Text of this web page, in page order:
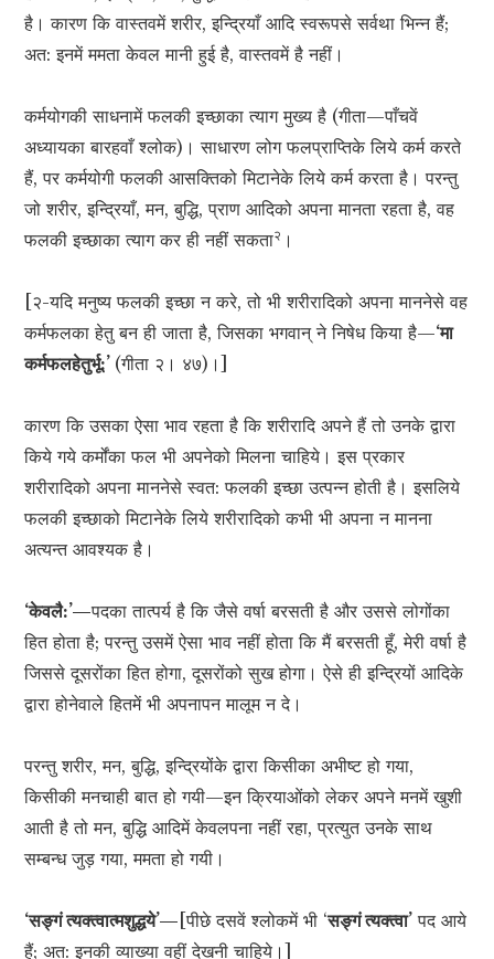
है। कारण कि वास्तवमें शरीर, इन्द्रियाँ आदि स्वरूपसे सर्वथा भिन्न हैं;
अत: इनमें ममता केवल मानी हुई है, वास्तवमें है नहीं।
कर्मयोगकी साधनामें फलकी इच्छाका त्याग मुख्य है (गीता—पाँचवें
अध्यायका बारहवाँ श्लोक)। साधारण लोग फलप्राप्तिके लिये कर्म करते
हैं, पर कर्मयोगी फलकी आसक्तिको मिटानेके लिये कर्म करता है। परन्तु
जो शरीर, इन्द्रियाँ, मन, बुद्धि, प्राण आदिको अपना मानता रहता है, वह
फलकी इच्छाका त्याग कर ही नहीं सकता२ ।
[२-यदि मनुष्य फलकी इच्छा न करे, तो भी शरीरादिको अपना माननेसे वह
कर्मफलका हेतु बन ही जाता है, जिसका भगवान् ने निषेध किया है—‘मा
कर्मफलहेतुर्भू:’ (गीता २। ४७)।]
कारण कि उसका ऐसा भाव रहता है कि शरीरादि अपने हैं तो उनके द्वारा
किये गये कर्मोंका फल भी अपनेको मिलना चाहिये। इस प्रकार
शरीरादिको अपना माननेसे स्वत: फलकी इच्छा उत्पन्न होती है। इसलिये
फलकी इच्छाको मिटानेके लिये शरीरादिको कभी भी अपना न मानना
अत्यन्त आवश्यक है।
‘केवलै:’—पदका तात्पर्य है कि जैसे वर्षा बरसती है और उससे लोगोंका
हित होता है; परन्तु उसमें ऐसा भाव नहीं होता कि मैं बरसती हूँ, मेरी वर्षा है
जिससे दूसरोंका हित होगा, दूसरोंको सुख होगा। ऐसे ही इन्द्रियों आदिके
द्वारा होनेवाले हितमें भी अपनापन मालूम न दे।
परन्तु शरीर, मन, बुद्धि, इन्द्रियोंके द्वारा किसीका अभीष्ट हो गया,
किसीकी मनचाही बात हो गयी—इन क्रियाओंको लेकर अपने मनमें खुशी
आती है तो मन, बुद्धि आदिमें केवलपना नहीं रहा, प्रत्युत उनके साथ
सम्बन्ध जुड़ गया, ममता हो गयी।
‘सङ्गं त्यक्त्वात्मशुद्धये’— [पीछे दसवें श्लोकमें भी ‘सङ्गं त्यक्त्वा’ पद आये
हैं; अत: इनकी व्याख्या वहीं देखनी चाहिये।]